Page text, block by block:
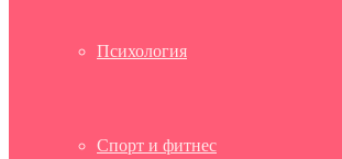
Психология
Спорт и фитнес